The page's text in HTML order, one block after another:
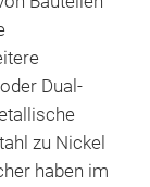
Dual-
zu Nickel
haben im